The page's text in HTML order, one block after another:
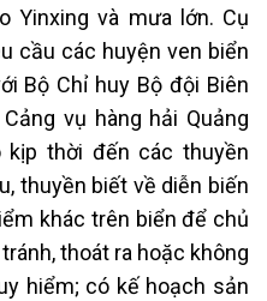
Yinxing và mưa lớn. Cụ
cầu các huyện ven biển
Bộ Chỉ huy Bộ đội Biên
vụ hàng hải Quảng
kịp thời đến các thuyền
thuyền biết về diễn biến
khác trên biển để chủ
thoát ra hoặc không
hiểm; có kế hoạch sản